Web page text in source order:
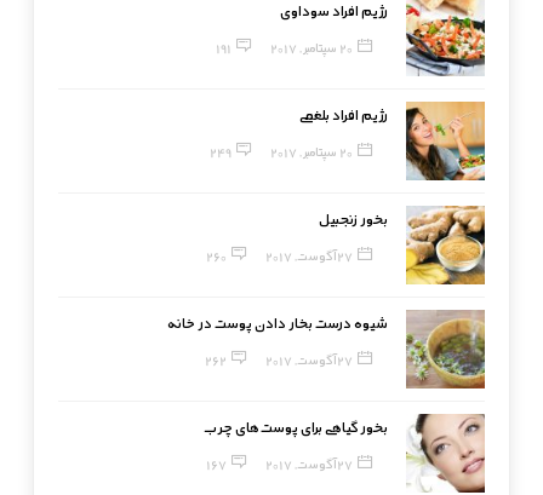
رژیم افراد سوداوی
20 سپتامبر, 2017 191
رژیم افراد بلغمی
20 سپتامبر, 2017 249
بخور زنجبیل
27 آگوست, 2017 260
شیوه درست بخار دادن پوست در خانه
27 آگوست, 2017 262
بخور گیاهی برای پوست‌های چرب
27 آگوست, 2017 167